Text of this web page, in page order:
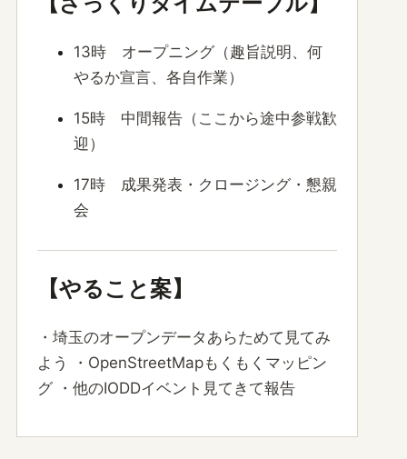
13時 オープニング（趣旨説明、何
やるか宣言、各自作業）
15時 中間報告（ここから途中参戦歓
迎）
17時 成果発表・クロージング・懇親
会
【やること案】
・埼玉のオープンデータあらためて見てみ
よう ・OpenStreetMapもくもくマッピン
グ ・他のIODDイベント見てきて報告